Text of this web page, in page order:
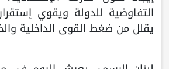
التفاوضية للدولة ويقوي
يقلل من ضغط القوى الداخلية